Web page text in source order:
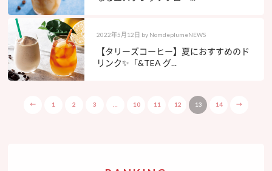
2022年5月12日 by NomdeplumeNEWS
【タリーズコーヒー】夏におすすめのド
リンク✨「&TEA グ...
← 1 2 3 10 11 12 13 14 →